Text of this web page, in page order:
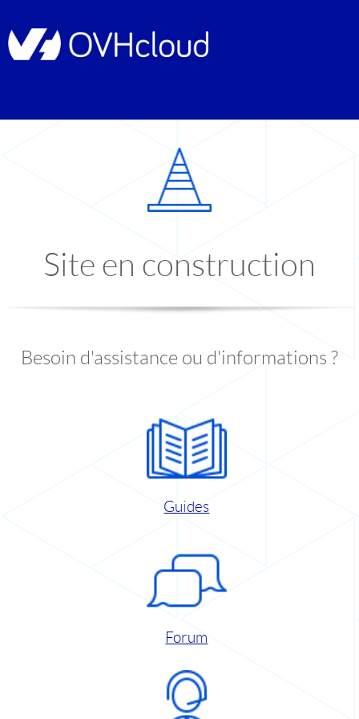
Site en construction
Besoin d'assistance ou d'informations ?
Guides
Forum